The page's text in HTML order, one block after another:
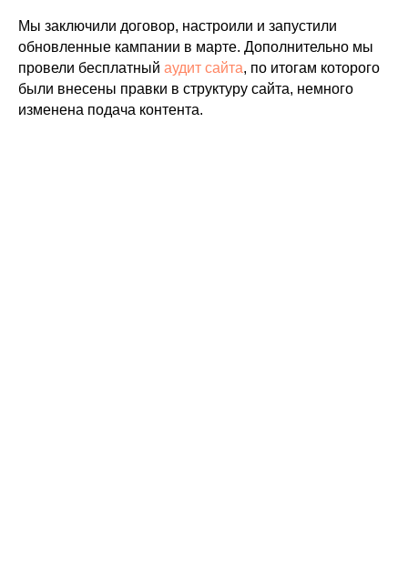
Мы заключили договор, настроили и запустили
обновленные кампании в марте. Дополнительно мы
провели бесплатный аудит сайта, по итогам которого
были внесены правки в структуру сайта, немного
изменена подача контента.